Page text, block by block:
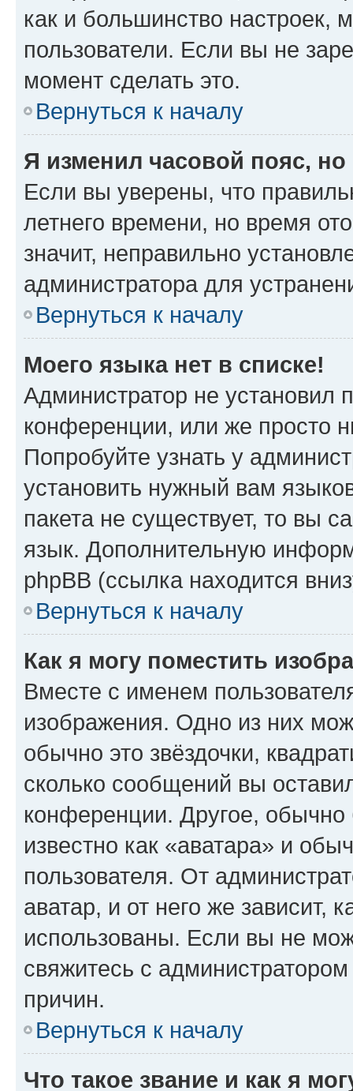
как и большинство настроек,
пользователи. Если вы не
момент сделать это.
Вернуться к началу
Я изменил часовой пояс,
Если вы уверены, что
летнего времени, но время
значит, неправильно
администратора для
Вернуться к началу
Моего языка нет в списке!
Администратор не установил
конференции, или же просто
Попробуйте узнать у
установить нужный вам
пакета не существует, то вы
язык. Дополнительную
phpBB (ссылка находится
Вернуться к началу
Как я могу поместить
Вместе с именем
изображения. Одно из них
обычно это звёздочки,
сколько сообщений вы
конференции. Другое,
известно как «аватара» и
пользователя. От
аватар, и от него же зависит,
использованы. Если вы не
свяжитесь с
причин.
Вернуться к началу
Что такое звание и как я